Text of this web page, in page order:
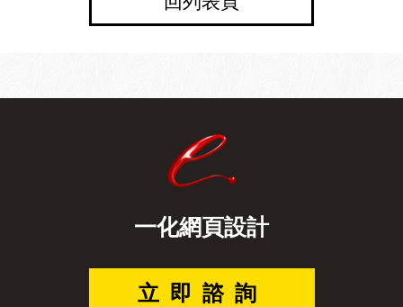
一化網頁設計
立即諮詢